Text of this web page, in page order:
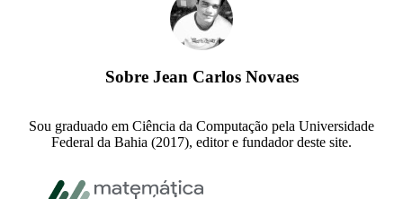
Sobre Jean Carlos Novaes
Sou graduado em Ciência da Computação pela Universidade
Federal da Bahia (2017), editor e fundador deste site.
Footer